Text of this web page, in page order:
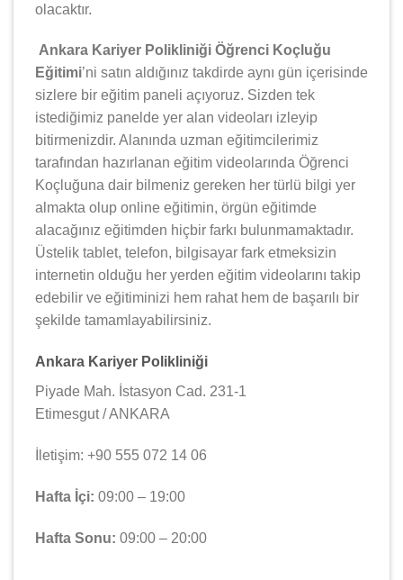
olacaktır.
Ankara Kariyer Polikliniği Öğrenci Koçluğu
Eğitimi’ni satın aldığınız takdirde aynı gün içerisinde
sizlere bir eğitim paneli açıyoruz. Sizden tek
istediğimiz panelde yer alan videoları izleyip
bitirmenizdir. Alanında uzman eğitimcilerimiz
tarafından hazırlanan eğitim videolarında Öğrenci
Koçluğuna dair bilmeniz gereken her türlü bilgi yer
almakta olup online eğitimin, örgün eğitimde
alacağınız eğitimden hiçbir farkı bulunmamaktadır.
Üstelik tablet, telefon, bilgisayar fark etmeksizin
internetin olduğu her yerden eğitim videolarını takip
edebilir ve eğitiminizi hem rahat hem de başarılı bir
şekilde tamamlayabilirsiniz.
Ankara Kariyer Polikliniği
Piyade Mah. İstasyon Cad. 231-1
Etimesgut / ANKARA
İletişim: +90 555 072 14 06
Hafta İçi: 09:00 – 19:00
Hafta Sonu: 09:00 – 20:00